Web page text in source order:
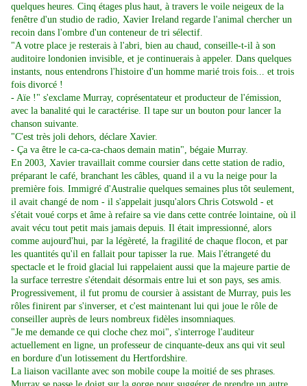
quelques heures. Cinq étages plus haut, à travers le voile neigeux de la
fenêtre d'un studio de radio, Xavier Ireland regarde l'animal chercher un
recoin dans l'ombre d'un conteneur de tri sélectif.
"A votre place je resterais à l'abri, bien au chaud, conseille-t-il à son
auditoire londonien invisible, et je continuerais à appeler. Dans quelques
instants, nous entendrons l'histoire d'un homme marié trois fois... et trois
fois divorcé !
- Aïe !" s'exclame Murray, coprésentateur et producteur de l'émission,
avec la banalité qui le caractérise. Il tape sur un bouton pour lancer la
chanson suivante.
"C'est très joli dehors, déclare Xavier.
- Ça va être le ca-ca-ca-chaos demain matin", bégaie Murray.
En 2003, Xavier travaillait comme coursier dans cette station de radio,
préparant le café, branchant les câbles, quand il a vu la neige pour la
première fois. Immigré d'Australie quelques semaines plus tôt seulement,
il avait changé de nom - il s'appelait jusqu'alors Chris Cotswold - et
s'était voué corps et âme à refaire sa vie dans cette contrée lointaine, où il
avait vécu tout petit mais jamais depuis. Il était impressionné, alors
comme aujourd'hui, par la légèreté, la fragilité de chaque flocon, et par
les quantités qu'il en fallait pour tapisser la rue. Mais l'étrangeté du
spectacle et le froid glacial lui rappelaient aussi que la majeure partie de
la surface terrestre s'étendait désormais entre lui et son pays, ses amis.
Progressivement, il fut promu de coursier à assistant de Murray, puis les
rôles finirent par s'inverser, et c'est maintenant lui qui joue le rôle de
conseiller auprès de leurs nombreux fidèles insomniaques.
"Je me demande ce qui cloche chez moi", s'interroge l'auditeur
actuellement en ligne, un professeur de cinquante-deux ans qui vit seul
en bordure d'un lotissement du Hertfordshire.
La liaison vacillante avec son mobile coupe la moitié de ses phrases.